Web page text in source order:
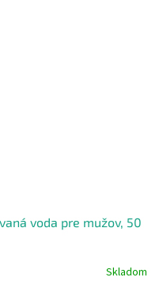
voda pre mužov, 50
Skladom